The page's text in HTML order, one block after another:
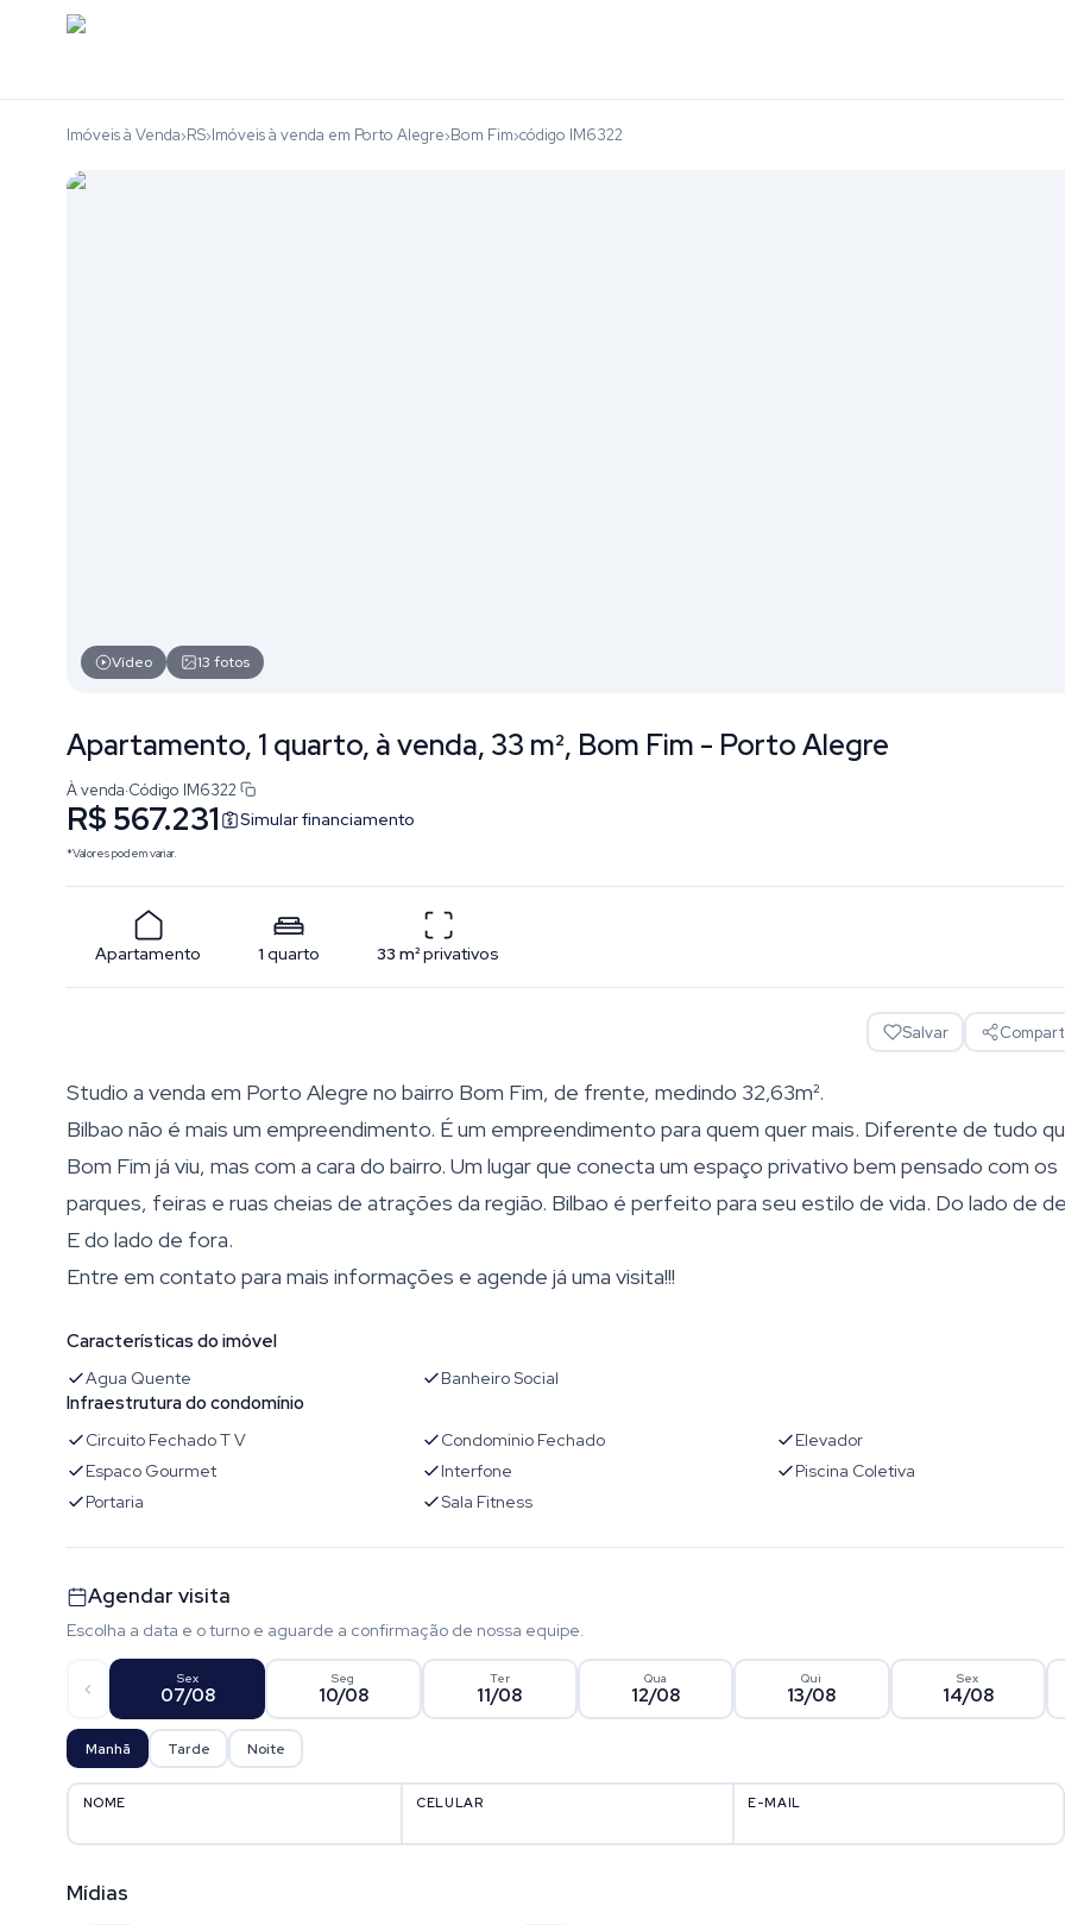
Imóveis à Venda›RS›Imóveis à venda em Porto Alegre›Bom Fim›código IM6322
Vídeo 13 fotos
Apartamento, 1 quarto, à venda, 33 m², Bom Fim - Porto Alegre
À venda·Código IM6322
R$ 567.231 Simular financiamento
*Valores podem variar.
Apartamento 1 quarto 33 m²privativos
Salvar
Studio a venda em Porto Alegre no bairro Bom Fim, de frente, medindo 32,63m².
Bilbao não é mais um empreendimento. É um empreendimento para quem quer mais. Diferente de tudo
Bom Fim já viu, mas com a cara do bairro. Um lugar que conecta um espaço privativo bem pensado com os
parques, feiras e ruas cheias de atrações da região. Bilbao é perfeito para seu estilo de vida. Do lado de
E do lado de fora.
Entre em contato para mais informações e agende já uma visita!!!
Características do imóvel
Agua Quente Banheiro Social
Infraestrutura do condomínio
Circuito Fechado T V Condominio Fechado
Elevador
Espaco Gourmet
Interfone
Piscina Coletiva
Portaria
Sala Fitness
Agendar visita
Escolha a data e o turno e aguarde a confirmação de nossa equipe.
Sex
07/08
Seg
10/08
Ter
11/08
Qua
12/08
Qui
13/08
Sex
14/08
Manhã Tarde Noite
NOME CELULAR E-MAIL
Mídias